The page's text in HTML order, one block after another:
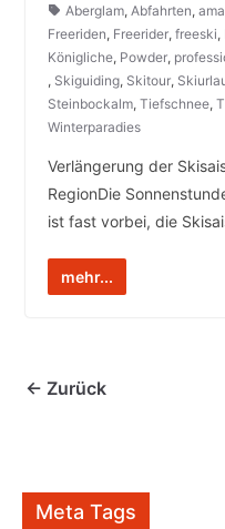
Aberglam, Abfahrten,
Freeriden, Freerider, freeski,
Königliche, Powder,
, Skiguiding, Skitour,
Steinbockalm, Tiefschnee,
Winterparadies
Verlängerung der
RegionDie
ist fast vorbei, die
mehr...
← Zurück
Meta Tags